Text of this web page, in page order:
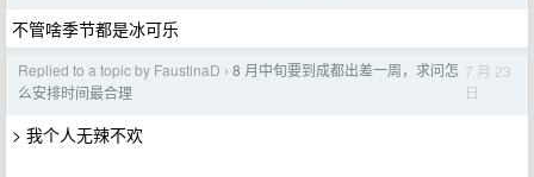
不管啥季节都是冰可乐
Replied to a topic by FaustinaD › 8 月中旬要到成都出差一周，求问怎
么安排时间最合理
7 月 23
日
> 我个人无辣不欢